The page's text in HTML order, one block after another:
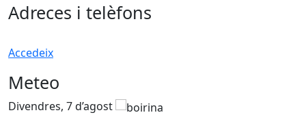
Adreces i telèfons
Accedeix
Meteo
Divendres, 7 d’agost